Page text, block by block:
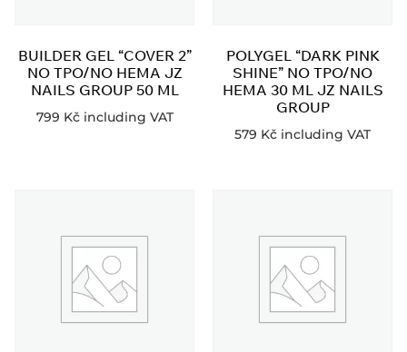
BUILDER GEL “COVER 2”
NO TPO/NO HEMA JZ
NAILS GROUP 50 ML
799 Kč including VAT
POLYGEL “DARK PINK
SHINE” NO TPO/NO
HEMA 30 ML JZ NAILS
GROUP
579 Kč including VAT